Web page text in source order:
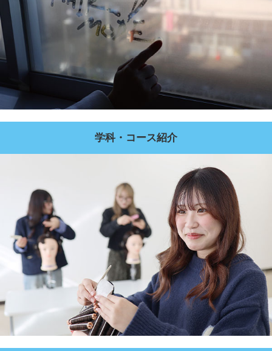
学科・コース紹介